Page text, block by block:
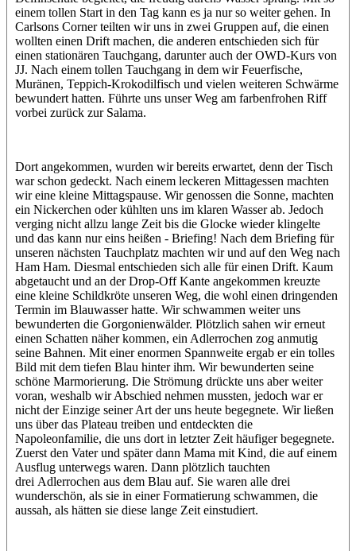
einem tollen Start in den Tag kann es ja nur so weiter gehen. In
Carlsons Corner teilten wir uns in zwei Gruppen auf, die einen
wollten einen Drift machen, die anderen entschieden sich für
einen stationären Tauchgang, darunter auch der OWD-Kurs von
JJ. Nach einem tollen Tauchgang in dem wir Feuerfische,
Muränen, Teppich-Krokodilfisch und vielen weiteren Schwärme
bewundert hatten. Führte uns unser Weg am farbenfrohen Riff
vorbei zurück zur Salama.
Dort angekommen, wurden wir bereits erwartet, denn der Tisch
war schon gedeckt. Nach einem leckeren Mittagessen machten
wir eine kleine Mittagspause. Wir genossen die Sonne, machten
ein Nickerchen oder kühlten uns im klaren Wasser ab. Jedoch
verging nicht allzu lange Zeit bis die Glocke wieder klingelte
und das kann nur eins heißen - Briefing! Nach dem Briefing für
unseren nächsten Tauchplatz machten wir und auf den Weg nach
Ham Ham. Diesmal entschieden sich alle für einen Drift. Kaum
abgetaucht und an der Drop-Off Kante angekommen kreuzte
eine kleine Schildkröte unseren Weg, die wohl einen dringenden
Termin im Blauwasser hatte. Wir schwammen weiter uns
bewunderten die Gorgonienwälder. Plötzlich sahen wir erneut
einen Schatten näher kommen, ein Adlerrochen zog anmutig
seine Bahnen. Mit einer enormen Spannweite ergab er ein tolles
Bild mit dem tiefen Blau hinter ihm. Wir bewunderten seine
schöne Marmorierung. Die Strömung drückte uns aber weiter
voran, weshalb wir Abschied nehmen mussten, jedoch war er
nicht der Einzige seiner Art der uns heute begegnete. Wir ließen
uns über das Plateau treiben und entdeckten die
Napoleonfamilie, die uns dort in letzter Zeit häufiger begegnete.
Zuerst den Vater und später dann Mama mit Kind, die auf einem
Ausflug unterwegs waren. Dann plötzlich tauchten
drei Adlerrochen aus dem Blau auf. Sie waren alle drei
wunderschön, als sie in einer Formatierung schwammen, die
aussah, als hätten sie diese lange Zeit einstudiert.